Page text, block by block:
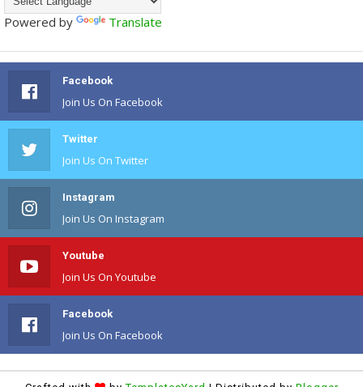
Powered by Translate
Facebook
Join Us On Facebook
Twitter
Join Us On Twitter
Instagram
Join Us On Instagram
Youtube
Join Us On Youtube
Facebook
Join Us On Facebook